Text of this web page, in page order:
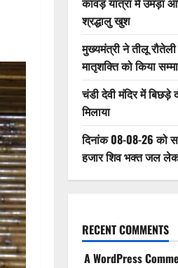
श्रद्धालु खुश
मुख्यमंत्री ने तीलू
मातृशक्ति को किया
चंडी देवी मंदिर में बिछड़े
मिलाया
दिनांक 08-08-26 को
हजार शिव भक्त जल
RECENT COMMENTS
A WordPress